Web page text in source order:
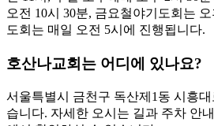
오전 10시 30분, 금요철야기도회는 오
도회는 매일 오전 5시에 진행됩니다.
호산나교회는 어디에 있나요?
서울특별시 금천구 독산제1동 시흥대
습니다. 자세한 오시는 길과 주차 안